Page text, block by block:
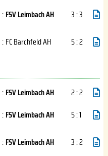
: FSV Leimbach AH
3 : 3
: FC Barchfeld AH 5 : 2
: FSV Leimbach AH
2 : 2
: FSV Leimbach AH
5 : 1
: FSV Leimbach AH
3 : 2